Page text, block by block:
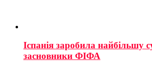
Іспанія заробила найбільшу
засновники ФІФА